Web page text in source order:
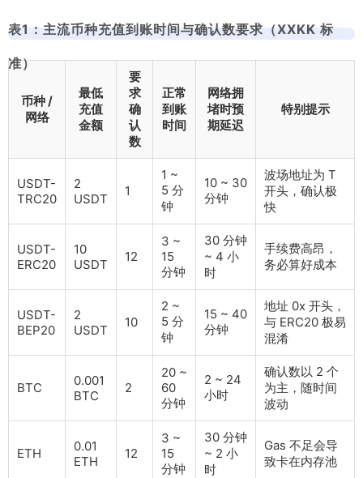
表1：主流币种充值到账时间与确认数要求（XXKK 标
准）
币种 /
网络
最低
充值
金额
要
求
确
认
数
正常
到账
时间
网络拥
堵时预
期延迟
特别提示
USDT-
TRC20
2
USDT
1
1 ~
5 分
钟
10 ~ 30
分钟
波场地址为 T
开头，确认极
快
USDT-
ERC20
10
USDT
12
3 ~
15
分钟
30 分钟
~ 4 小
时
手续费高昂，
务必算好成本
USDT-
BEP20
2
USDT
10
2 ~
5 分
钟
15 ~ 40
分钟
地址 0x 开头，
与 ERC20 极易
混淆
BTC
0.001
BTC
2
20 ~
60
分钟
2 ~ 24
小时
确认数以 2 个
为主，随时间
波动
ETH
0.01
ETH
12
3 ~
15
分钟
30 分钟
~ 2 小
时
Gas 不足会导
致卡在内存池